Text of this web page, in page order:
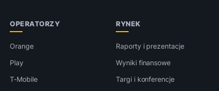
OPERATORZY
Orange
Play
T-Mobile
RYNEK
Raporty i prezentacje
Wyniki finansowe
Targi i konferencje